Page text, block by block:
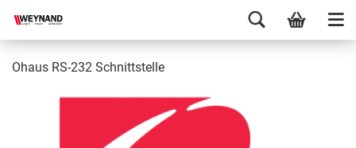
Ohaus RS-232 Schnittstelle